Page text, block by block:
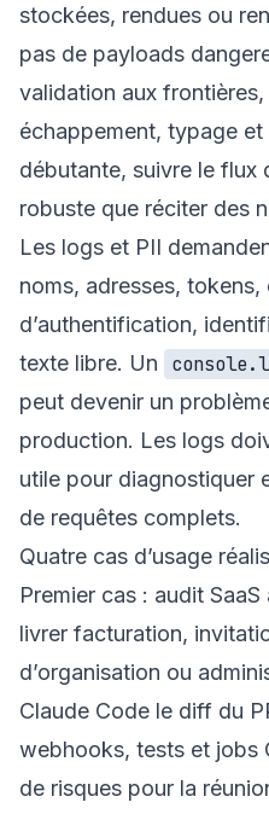
stockées, rendues ou
pas de payloads
validation aux
échappement, typage
débutante, suivre le flux
robuste que réciter des
Les logs et PII
noms, adresses,
d’authentification,
texte libre. Un
peut devenir un
production. Les logs
utile pour diagnostiquer
de requêtes complets.
Quatre cas d’usage
Premier cas : audit
livrer facturation,
d’organisation ou
Claude Code le diff du
webhooks, tests et jobs
de risques pour la